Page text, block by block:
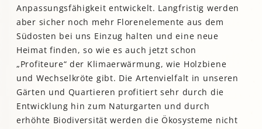
Anpassungsfähigkeit entwickelt. Langfristig werden
aber sicher noch mehr Florenelemente aus dem
Südosten bei uns Einzug halten und eine neue
Heimat finden, so wie es auch jetzt schon
„Profiteure“ der Klimaerwärmung, wie Holzbiene
und Wechselkröte gibt. Die Artenvielfalt in unseren
Gärten und Quartieren profitiert sehr durch die
Entwicklung hin zum Naturgarten und durch
erhöhte Biodiversität werden die Ökosysteme nicht